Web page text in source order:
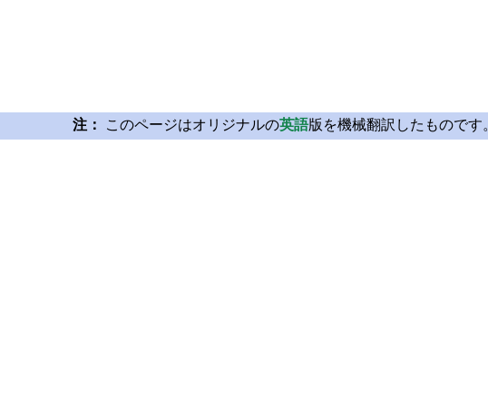
注： このページはオリジナルの英語版を機械翻訳したものです。